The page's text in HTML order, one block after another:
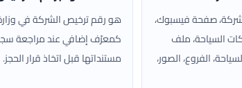
صفحة فيسبوك،
السياحة، ملف
الفروع، الصور،
هو رقم ترخيص الشركة في
كمعرّف إضافي عند مراجعة
مستنداتها قبل اتخاذ قرار الحجز.